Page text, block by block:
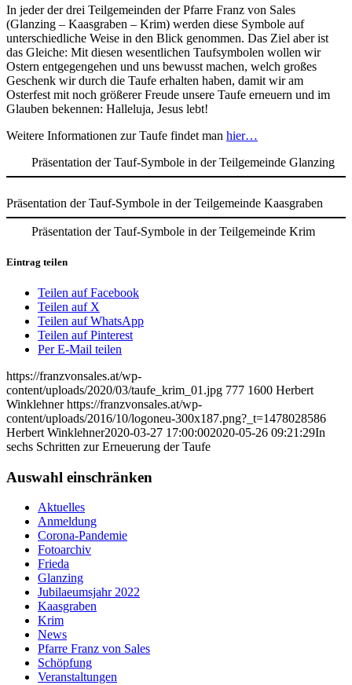
In jeder der drei Teilgemeinden der Pfarre Franz von Sales
(Glanzing – Kaasgraben – Krim) werden diese Symbole auf
unterschiedliche Weise in den Blick genommen. Das Ziel aber ist
das Gleiche: Mit diesen wesentlichen Taufsymbolen wollen wir
Ostern entgegengehen und uns bewusst machen, welch großes
Geschenk wir durch die Taufe erhalten haben, damit wir am
Osterfest mit noch größerer Freude unsere Taufe erneuern und im
Glauben bekennen: Halleluja, Jesus lebt!
Weitere Informationen zur Taufe findet man hier…
Präsentation der Tauf-Symbole in der Teilgemeinde Glanzing
Präsentation der Tauf-Symbole in der Teilgemeinde Kaasgraben
Präsentation der Tauf-Symbole in der Teilgemeinde Krim
Eintrag teilen
Teilen auf Facebook
Teilen auf X
Teilen auf WhatsApp
Teilen auf Pinterest
Per E-Mail teilen
https://franzvonsales.at/wp-
content/uploads/2020/03/taufe_krim_01.jpg 777 1600 Herbert
Winklehner https://franzvonsales.at/wp-
content/uploads/2016/10/logoneu-300x187.png?_t=1478028586
Herbert Winklehner2020-03-27 17:00:002020-05-26 09:21:29In
sechs Schritten zur Erneuerung der Taufe
Auswahl einschränken
Aktuelles
Anmeldung
Corona-Pandemie
Fotoarchiv
Frieda
Glanzing
Jubilaeumsjahr 2022
Kaasgraben
Krim
News
Pfarre Franz von Sales
Schöpfung
Veranstaltungen